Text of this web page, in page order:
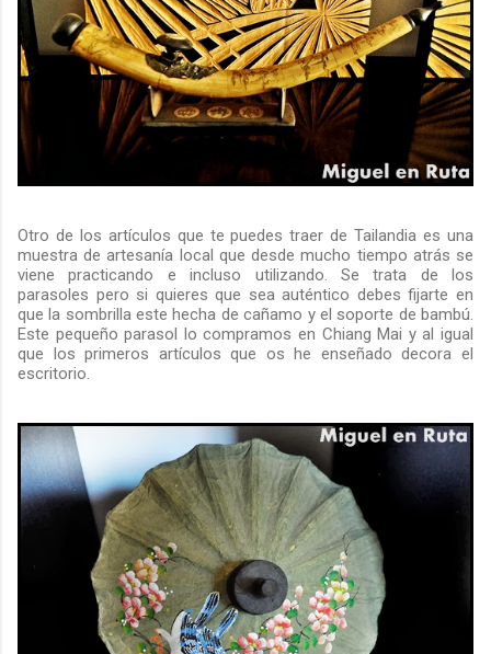
Otro de los artículos que te puedes traer de Tailandia es una
muestra de artesanía local que desde mucho tiempo atrás se
viene practicando e incluso utilizando. Se trata de los
parasoles pero si quieres que sea auténtico debes fijarte en
que la sombrilla este hecha de cañamo y el soporte de bambú.
Este pequeño parasol lo compramos en Chiang Mai y al igual
que los primeros artículos que os he enseñado decora el
escritorio.